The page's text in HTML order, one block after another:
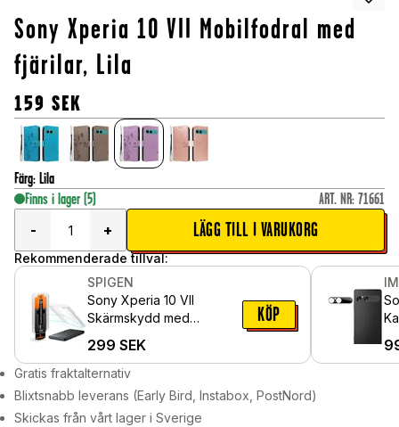
Sony Xperia 10 VII Mobilfodral med
fjärilar, Lila
159 SEK
Färg: Lila
Finns i lager (5) ART. NR: 71661
-
+ LÄGG TILL I VARUKORG
Rekommenderade tillval:
SPIGEN
Sony Xperia 10 VII
Skärmskydd med
GLAS.tR EZ Fit
299 SEK
KÖP
Gratis fraktalternativ
Blixtsnabb leverans (Early Bird, Instabox, PostNord)
Skickas från vårt lager i Sverige